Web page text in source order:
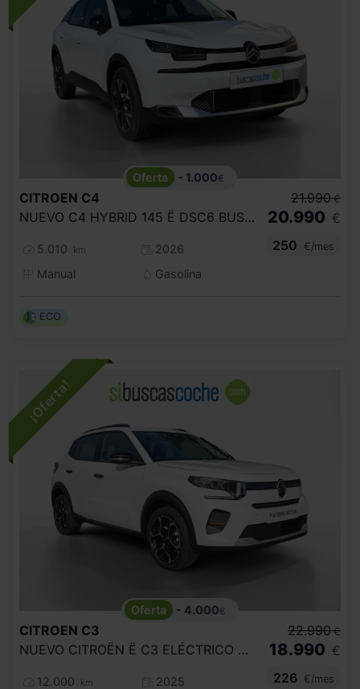
- 1.000€
CITROEN C4
NUEVO C4 HYBRID 145 Ë DSC6 BUSINESS EDITION
5.010 km
2026
Manual
Gasolina
21.990 €
20.990 €
250
€/mes
ECO
- 4.000€
CITROEN C3
NUEVO CITROËN Ë C3 ELÉCTRICO COMERCIAL
12.000 km
2025
22.990 €
18.990 €
226
€/mes